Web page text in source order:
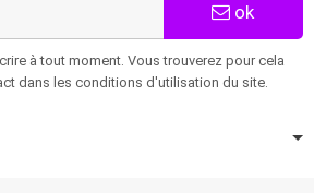
ok
à tout moment. Vous trouverez pour cela
dans les conditions d'utilisation du site.